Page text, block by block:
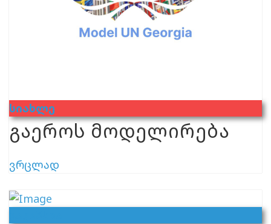
Სიახლე
გაეროს მოდელირება
ვრცლად